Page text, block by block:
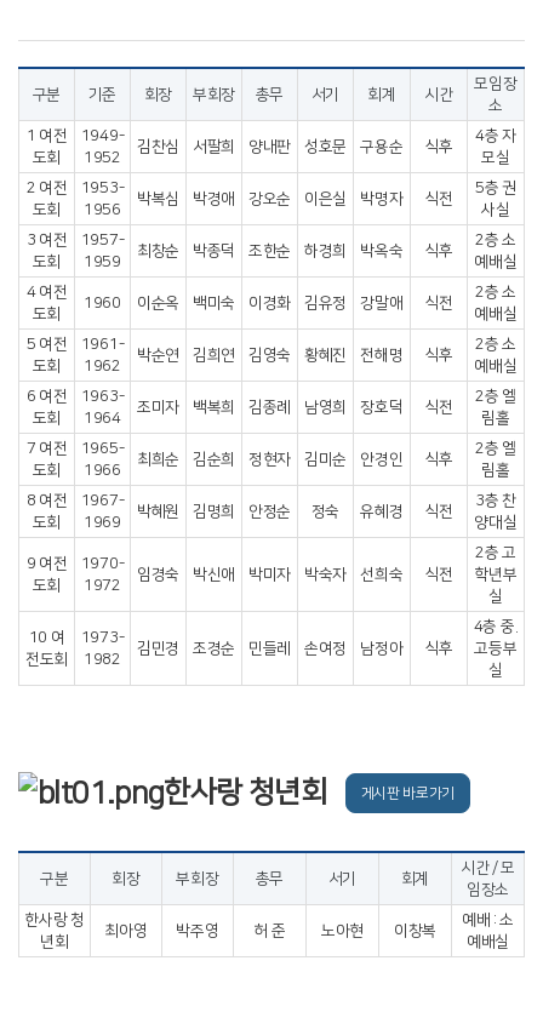
구분 기준 회장 부회장 총무 서기 회계 시간
모임장
소
1 여전
도회
1949-
1952
김찬심 서팔희 양내판 성호문 구용순 식후
4층 자
모실
2 여전
도회
1953-
1956
박복심 박경애 강오순 이은실 박명자 식전
5층 권
사실
3 여전
도회
1957-
1959
최창순 박종덕 조한순 하경희 박옥숙 식후
2층 소
예배실
4 여전
도회
1960 이순옥 백미숙 이경화 김유정 강말애 식전
2층 소
예배실
5 여전
도회
1961-
1962
박순연 김희연 김영숙 황혜진 전해명 식후
2층 소
예배실
6 여전
도회
1963-
1964
조미자 백복희 김종례 남영희 장호덕 식전
2층 엘
림홀
7 여전
도회
1965-
1966
최희순 김순희 정현자 김미순 안경인 식후
2층 엘
림홀
8 여전
도회
1967-
1969
박혜원 김명희 안정순 정숙 유혜경 식전
3층 찬
양대실
9 여전
도회
1970-
1972
임경숙 박신애 박미자 박숙자 선희숙 식전
2층 고
학년부
실
10 여
전도회
1973-
1982
김민경 조경순 민들레 손여정 남정아 식후
4층 중.
고등부
실
한사랑 청년회 게시판 바로가기
구분 회장 부회장 총무 서기 회계
시간 / 모
임장소
한사랑 청
년회
최아영 박주영 허 준 노아현 이창복
예배 : 소
예배실